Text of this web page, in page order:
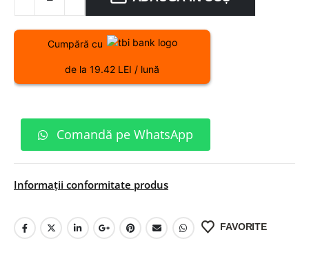
Cumpără cu
de la 19.42 LEI / lună
Comandă pe WhatsApp
Informații conformitate produs
FAVORITE